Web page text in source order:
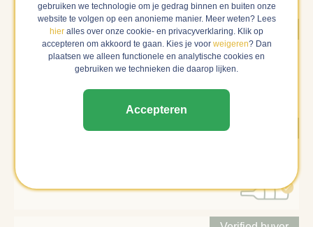
Desi
Amsterdam | 07-11-2025
Verified buyer
Verified buyer
gebruiken we technologie om je gedrag binnen en buiten onze
website te volgen op een anonieme manier. Meer weten? Lees
hier alles over onze cookie- en privacyverklaring. Klik op
accepteren om akkoord te gaan. Kies je voor weigeren? Dan
plaatsen we alleen functionele en analytische cookies en
gebruiken we technieken die daarop lijken.
Accepteren